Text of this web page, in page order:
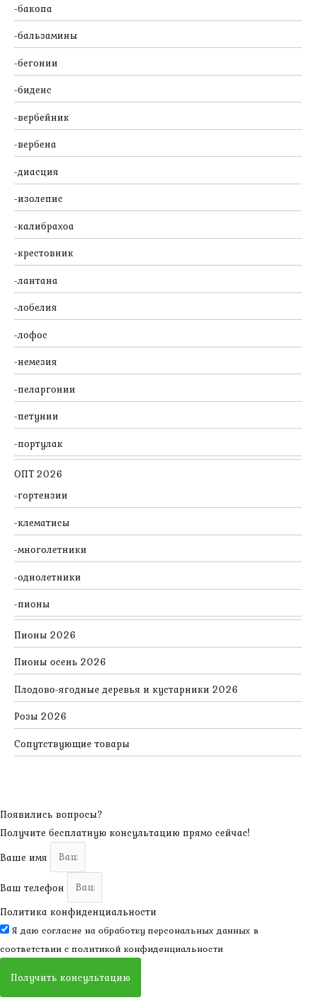
бакопа
бальзамины
бегонии
биденс
вербейник
вербена
диасция
изолепис
калибрахоа
крестовник
лантана
лобелия
лофос
немезия
пеларгонии
петунии
портулак
ОПТ 2026
гортензии
клематисы
многолетники
однолетники
пионы
Пионы 2026
Пионы осень 2026
Плодово-ягодные деревья и кустарники 2026
Розы 2026
Сопутствующие товары
Появились вопросы?
Получите бесплатную консультацию прямо сейчас!
Ваше имя
Ваш телефон
Политика конфиденциальности
Я даю согласие на обработку персональных данных в
соответствии с политикой конфиденциальности
Получить консультацию